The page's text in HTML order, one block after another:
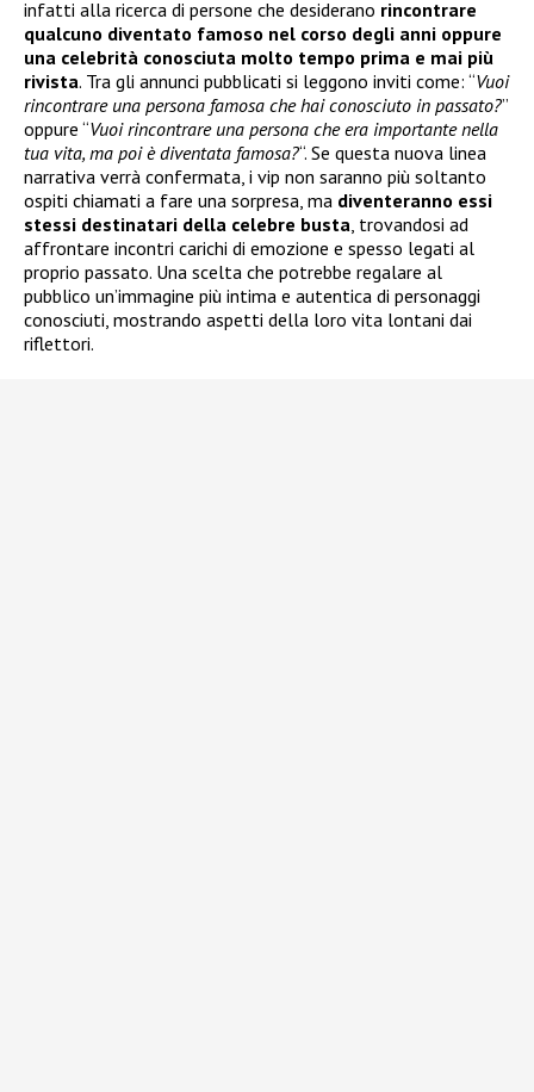
infatti alla ricerca di persone che desiderano rincontrare
qualcuno diventato famoso nel corso degli anni oppure
una celebrità conosciuta molto tempo prima e mai più
rivista. Tra gli annunci pubblicati si leggono inviti come: “Vuoi
rincontrare una persona famosa che hai conosciuto in passato?”
oppure “Vuoi rincontrare una persona che era importante nella
tua vita, ma poi è diventata famosa?“. Se questa nuova linea
narrativa verrà confermata, i vip non saranno più soltanto
ospiti chiamati a fare una sorpresa, ma diventeranno essi
stessi destinatari della celebre busta, trovandosi ad
affrontare incontri carichi di emozione e spesso legati al
proprio passato. Una scelta che potrebbe regalare al
pubblico un’immagine più intima e autentica di personaggi
conosciuti, mostrando aspetti della loro vita lontani dai
riflettori.